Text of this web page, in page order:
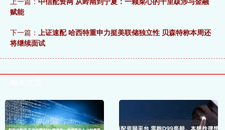
赋能
下一篇： 上证速配 哈西特重申力挺美联储独立性 贝森特称本周还
将继续面试